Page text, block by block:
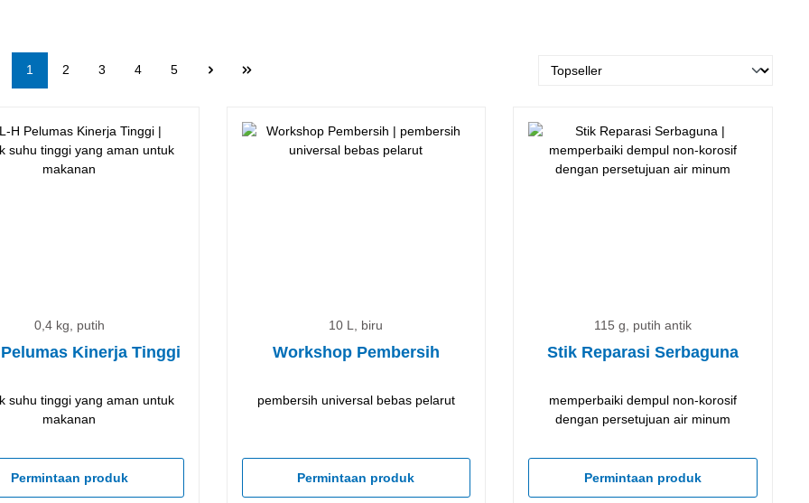
Halaman
1 Halaman
2 Halaman
3 Halaman
4 Halaman
5
0,4 kg, putih
Kinerja Tinggi
suhu tinggi yang aman untuk
makanan
Permintaan produk
10 L, biru
Workshop Pembersih
pembersih universal bebas pelarut
Permintaan produk
115 g, putih antik
Stik Reparasi Serbaguna
memperbaiki dempul non-korosif
dengan persetujuan air minum
Permintaan produk